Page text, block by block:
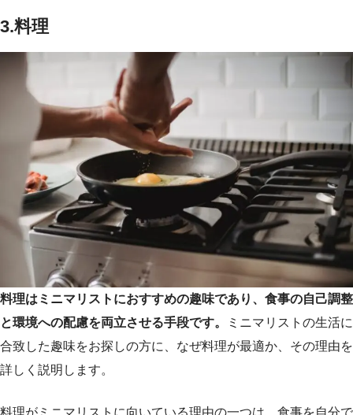
3.料理
料理はミニマリストにおすすめの趣味であり、食事の自己調整
と環境への配慮を両立させる手段です。
ミニマリストの生活に
合致した趣味をお探しの方に、なぜ料理が最適か、その理由を
詳しく説明します。
料理がミニマリストに向いている理由の一つは、食事を自分で